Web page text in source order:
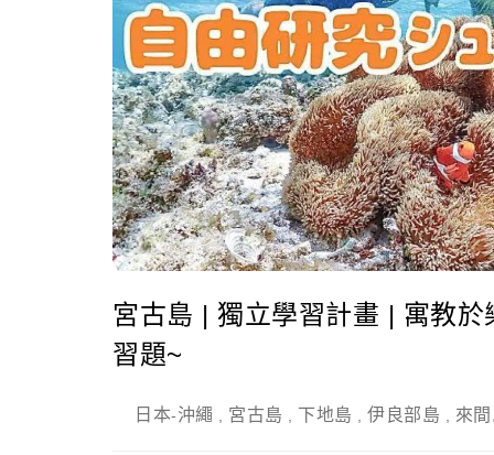
宮古島 | 獨立學習計畫 | 寓教
習題~
日本-沖繩 宮古島 下地島 伊良部島 來